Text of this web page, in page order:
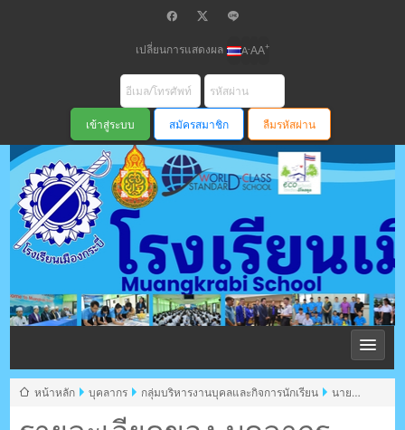
เปลี่ยนการแสดงผล A-AA+
สมัครสมาชิก ลืมรหัสผ่าน
โรงเรียนเมือง
กระบี่ สพม
หน้าหลัก บุคลากร กลุ่มบริหารงานบุคลและกิจการนักเรียน
นาย